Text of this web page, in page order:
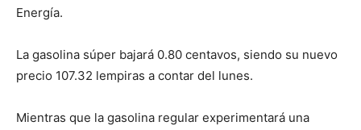
Energía.
La gasolina súper bajará 0.80 centavos, siendo su nuevo
precio 107.32 lempiras a contar del lunes.
Mientras que la gasolina regular experimentará una